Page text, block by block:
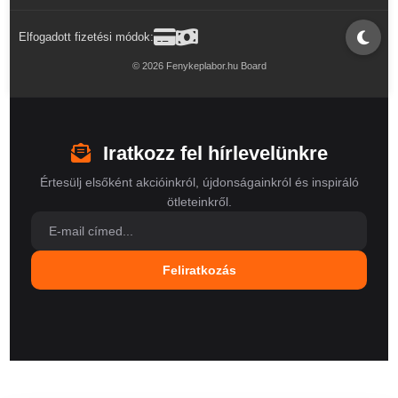
Elfogadott fizetési módok:
© 2026 Fenykeplabor.hu Board
Iratkozz fel hírlevelünkre
Értesülj elsőként akcióinkról, újdonságainkról és inspiráló
ötleteinkről.
Feliratkozás